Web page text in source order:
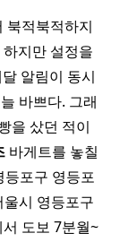
북적북적하지
지만 설정을
알림이 동시
바쁘다. 그래
을 샀던 적이
바게트를 놓칠
포구 영등포
시 영등포구
도보 7분월~